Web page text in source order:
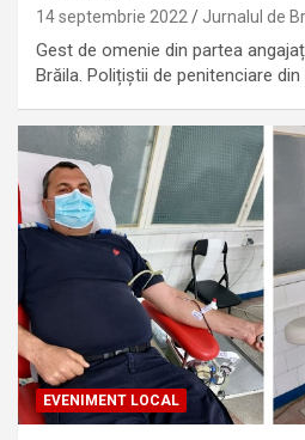
14 septembrie 2022 Jurnalul de
Gest de omenie din partea
Brăila. Polițiștii de penitenciare din
EVENIMENT LOCAL